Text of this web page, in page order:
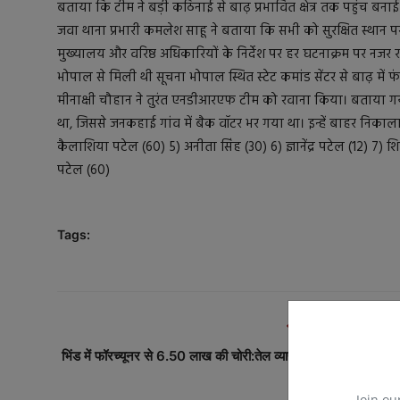
बताया कि टीम ने बड़ी कठिनाई से बाढ़ प्रभावित क्षेत्र तक पहुंच
जवा थाना प्रभारी कमलेश साहू ने बताया कि सभी को सुरक्षित
मुख्यालय और वरिष्ठ अधिकारियों के निर्देश पर हर घटनाक्रम पर
भोपाल से मिली थी सूचना भोपाल स्थित स्टेट कमांड सेंटर से बाढ़ में
मीनाक्षी चौहान ने तुरंत एनडीआरएफ टीम को रवाना किया।
था, जिससे जनकहाई गांव में बैक वॉटर भर गया था। इन्हें बाहर
कैलाशिया पटेल (60) 5) अनीता सिंह (30) 6) ज्ञानेंद्र पटेल (12) 7)
पटेल (60)
Tags:
भिंड में फॉरच्यूनर से 6.50 लाख की चोरी:तेल व्यापारी से लड़की बोली- कार